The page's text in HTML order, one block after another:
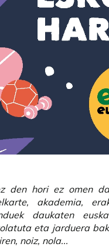
den hori ez omen
akademia,
daukaten
eta jarduera
noiz, nola...